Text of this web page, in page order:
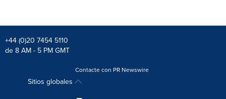
+44 (0)20 7454 5110
de 8 AM - 5 PM GMT
Contacte con PR Newswire
Sitios globales